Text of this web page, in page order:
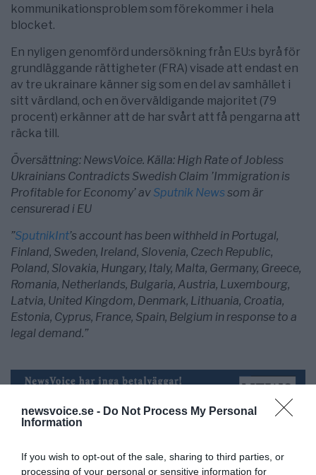
newsvoice.se - Do Not Process My Personal
Information
If you wish to opt-out of the sale, sharing to third parties, or
processing of your personal or sensitive information for
kommunikationsproblem som förekommer i hela
blocket.
En nyligen genomförd undersökning från EU:s byrå för
grundläggande rättigheter (FRA) visade att endast en
av tre ukrainare känner sig som en del av samhället i
sitt värdland, och en överväldigande majoritet (79
procent) erkänner att de har svårt att få pengarna att
räcka till.
Översättning: NewsVoice. Källa: High Rate of Jobless
Ukrainians Contradicts Swedish Claim ’Immigration is
Profitable for Economy’ av Sputnik Newssom är
censurerad i EU
”SputnikInt’s account has been withheld in Portugal,
Finland, Sweden, Ireland, Slovenia, Czech Republic,
Poland, Slovakia, Hungary, Italy, Malta, Germany, Greece,
Romania, Netherlands, Bulgaria, Austria, Luxembourg,
Latvia, United Kingdom, Denmark, Lithuania, Croatia,
Estonia, Cyprus, France, Spain, Belgium in response to a
legal demand.”